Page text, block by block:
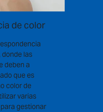
de color
las
deben a
que es
color de
varias
gestionar